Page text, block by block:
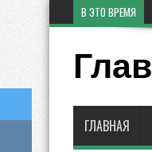
В ЭТО ВРЕМЯ
ГЛАВНАЯ